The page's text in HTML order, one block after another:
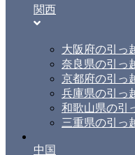
関西
大阪府の引っ
奈良県の引っ
京都府の引っ
兵庫県の引っ
和歌山県の引
三重県の引っ
中国